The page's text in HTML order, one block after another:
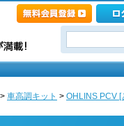
> 車高調キット > OHLINS PCV [